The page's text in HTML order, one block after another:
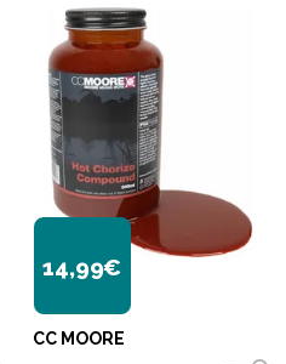
14,99€
CC MOORE